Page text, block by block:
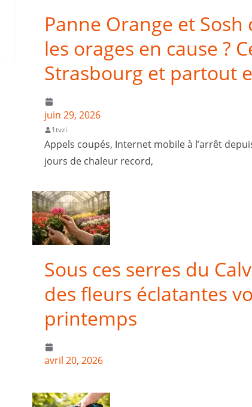
Panne Orange et
les orages en cause ?
Strasbourg et partout
juin 29, 2026
1tvzi
Appels coupés, Internet mobile à l’arrêt
jours de chaleur record,
Sous ces serres du
des fleurs éclatantes
printemps
avril 20, 2026